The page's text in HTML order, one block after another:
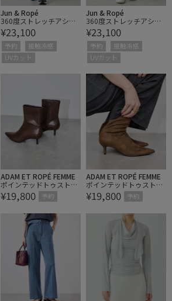
Jun & Ropé
360度ストレッチアシン
メトリータックパンツ/U
V・吸水速乾
¥23,100
予約
接触冷感
UVカット
Jun & Ropé
360度ストレッチアシン
メトリータックパンツ/U
V・吸水速乾
¥23,100
予約
接触冷感
UVカット
ADAM ET ROPÉ FEMME
ポインテッドトゥストレ
ッチショートブーツ
¥19,800 予約
ADAM ET ROPÉ FEMME
ポインテッドトゥストレ
ッチショートブーツ
¥19,800 予約